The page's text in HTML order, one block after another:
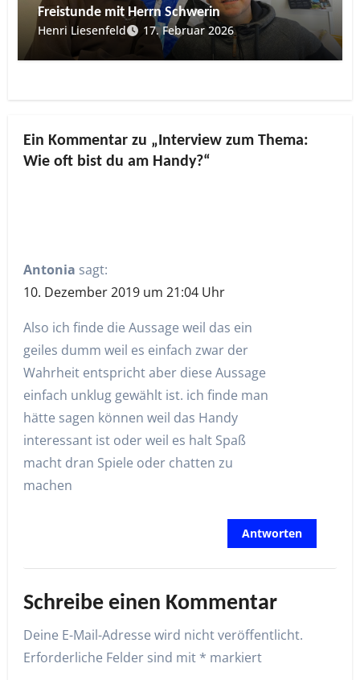
Freistunde mit Herrn Schwerin
Henri Liesenfeld
17. Februar 2026
Ein Kommentar zu „Interview zum Thema:
Wie oft bist du am Handy?“
Antonia sagt:
10. Dezember 2019 um 21:04 Uhr
Also ich finde die Aussage weil das ein
geiles dumm weil es einfach zwar der
Wahrheit entspricht aber diese Aussage
einfach unklug gewählt ist. ich finde man
hätte sagen können weil das Handy
interessant ist oder weil es halt Spaß
macht dran Spiele oder chatten zu
machen
Antworten
Schreibe einen Kommentar
Deine E-Mail-Adresse wird nicht veröffentlicht.
Erforderliche Felder sind mit * markiert